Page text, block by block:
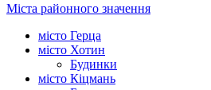
Міста районного значення
місто Герца
місто Хотин
Будинки
місто Кіцмань